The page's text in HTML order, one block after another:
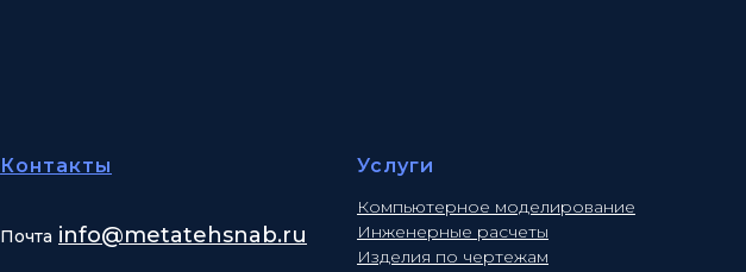
Контакты
Почта info@metatehsnab.ru
Услуги
Компьютерное моделирование
Инженерные расчеты
Изделия по чертежам